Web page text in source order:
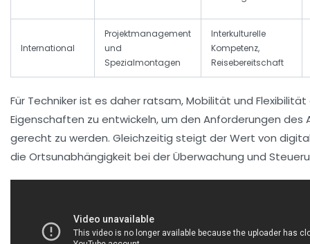
International
Projektmanagement
und
Spezialmontagen
Interkulturelle
Kompetenz,
Reisebereitschaft
Für Techniker ist es daher ratsam, Mobilität und
Eigenschaften zu entwickeln, um den Anforderungen des
gerecht zu werden. Gleichzeitig steigt der Wert von
die Ortsunabhängigkeit bei der Überwachung und